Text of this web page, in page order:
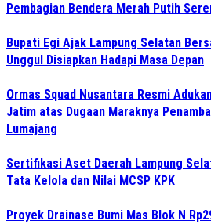
Pembagian Bendera Merah Putih
Bupati Egi Ajak Lampung Selatan
Unggul Disiapkan Hadapi Masa Depan
Ormas Squad Nusantara Resmi
Jatim atas Dugaan Maraknya
Lumajang
Sertifikasi Aset Daerah Lampung
Tata Kelola dan Nilai MCSP KPK
Proyek Drainase Bumi Mas Blok N